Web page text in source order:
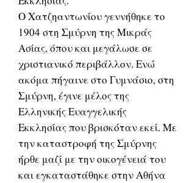
Ο Χατζηαντωνίου γεννήθηκε το
1904 στη Σμύρνη της Μικράς
Ασίας, όπου και μεγάλωσε σε
χριστιανικό περιβάλλον. Ενώ
ακόμα πήγαινε στο Γυμνάσιο, στη
Σμύρνη, έγινε μέλος της
Ελληνικής Ευαγγελικής
Εκκλησίας που βρισκόταν εκεί. Με
την καταστροφή της Σμύρνης
ήρθε μαζί με την οικογένειά του
και εγκαταστάθηκε στην Αθήνα